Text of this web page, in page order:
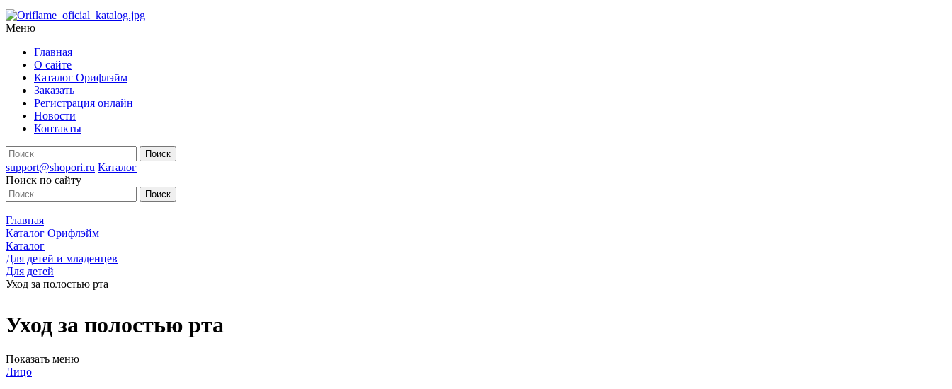
Меню
Главная
О сайте
Каталог Орифлэйм
Заказать
Регистрация онлайн
Новости
Контакты
support@shopori.ru Каталог
Поиск по сайту
Главная
Каталог Орифлэйм
Каталог
Для детей и младенцев
Для детей
Уход за полостью рта
Уход за полостью рта
Показать меню
Лицо